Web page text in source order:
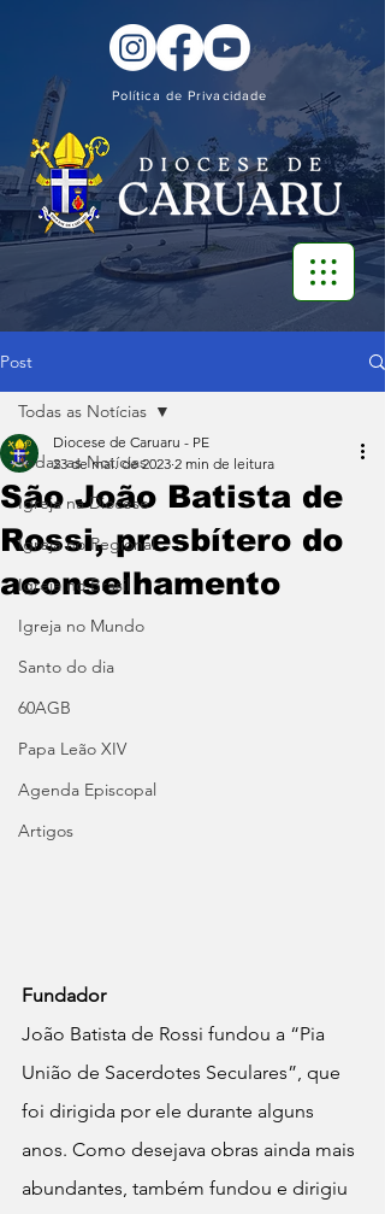
Política de Privacidade
Post
Todas as Notícias
Igreja na Diocese
Igreja no Regional
Igreja no Brasil
Igreja no Mundo
Santo do dia
60AGB
Papa Leão XIV
Agenda Episcopal
Artigos
Todas as Notícias
São João Batista de
Rossi, presbítero do
aconselhamento
Diocese de Caruaru - PE
23 de mai. de 2023 2 min de leitura
Fundador
João Batista de Rossi fundou a “Pia
União de Sacerdotes Seculares”, que
foi dirigida por ele durante alguns
anos. Como desejava obras ainda mais
abundantes, também fundou e dirigiu